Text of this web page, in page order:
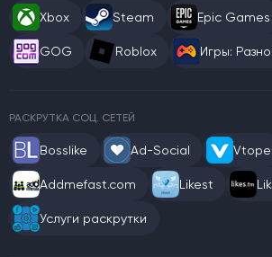
Xbox Steam Epic Games
GOG Roblox Игры:
РАСКРУТКА СОЦ. СЕТЕЙ
Bosslike Ad-Social Vtope
Addmefast.com Likest
Услуги раскрутки